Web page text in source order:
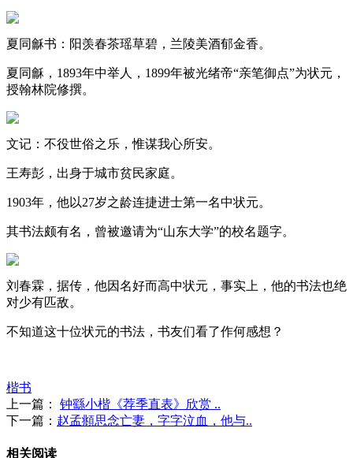
夏同龢书：阳羡春茶瑶草碧，兰陵美酒郁金香。
夏同龢，1893年中举人，1899年被光绪帝“亲笔御点”为状元，
授翰林院修撰。
文记：不役世俗之乐，惟谋我心所安。
王寿彭，出身于城市贫民家庭。
1903年，他以27岁之龄连捷进士第一名中状元。
其书法颇有名，曾被邀请为“山东大学”的校名题字。
刘春霖，据传，他因名好而高中状元，事实上，他的书法也绝
对少有匹敌。
不知道这十位状元的书法，书友们看了作何感想？
楷书
上一篇：
钟繇小楷《荐季直表》欣赏 ..
下一篇： 赵孟頫思念亡妻，字字泣血，他与..
相关阅读